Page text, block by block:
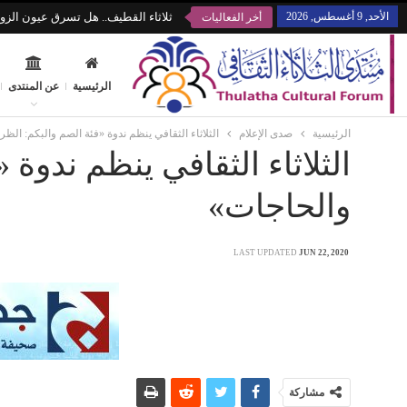
الأحد, 9 أغسطس, 2026 أخر الفعاليات ثلاثاء القطيف.. هل تسرق عيون
الرئيسية عن المنتدى
الرئيسية صدى الإعلام الثلاثاء الثقافي ينظم ندوة «فئة الصم والبكم:
الثلاثاء الثقافي ينظم
والحاجات»
LAST UPDATED JUN 22, 2020
مشاركة